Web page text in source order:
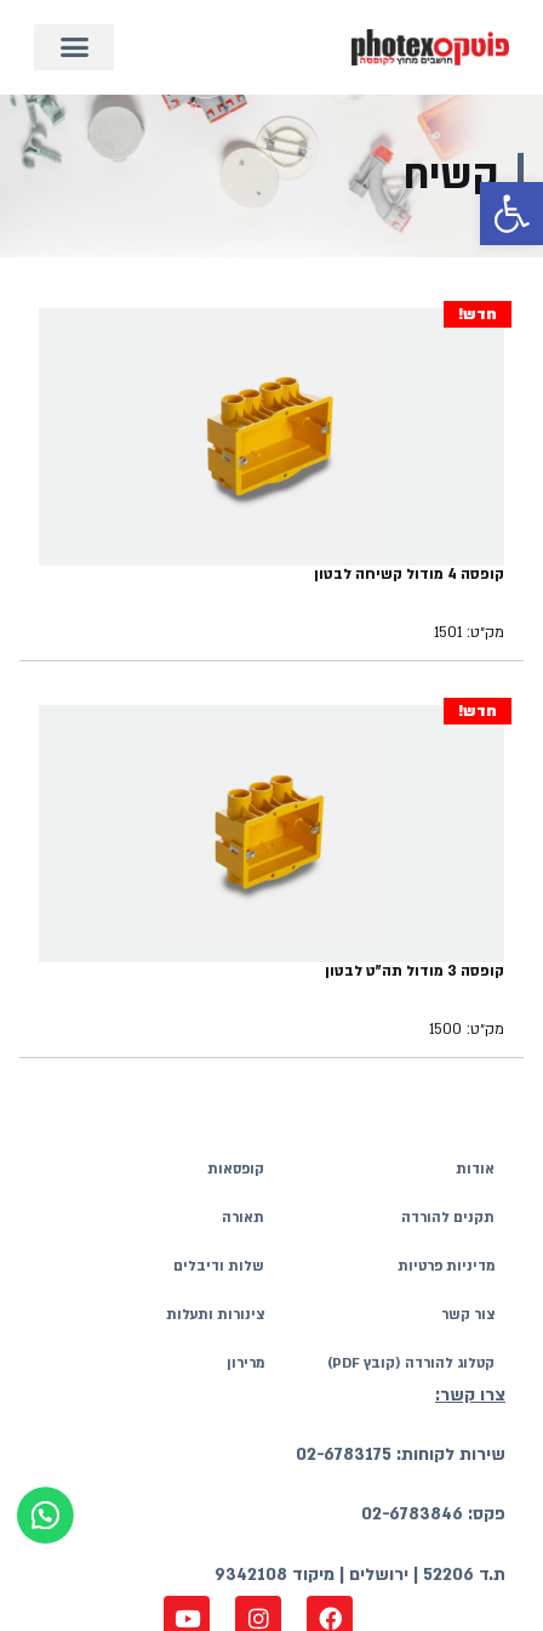
פתח סרגל נגישות
קשיח
חדש!
קופסה 4 מודול קשיחה לבטון
מק״ט: 1501
חדש!
קופסה 3 מודול תה"ט לבטון
מק״ט: 1500
צרו קשר:
שירות לקוחות: 02-6783175
פקס: 02-6783846
ת.ד 52206 | ירושלים | מיקוד 9342108
אודות
תקנים להורדה
מדיניות פרטיות
צור קשר
קטלוג להורדה (קובץ PDF)
קופסאות
תאורה
שלות ודיבלים
צינורות ותעלות
מרירון